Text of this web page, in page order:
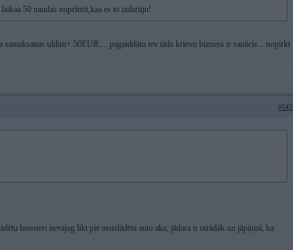
50 naudas nopelniit,kaa es to izdariiju!
uldim+ 50EUR.... pagaiddām tev tāds krievu bizness ir sanācis... nopirkt
#543
boosteri nevajag likt pie neuzlādēta auto aķa, jādara ir otrādāk un jāpiņņā, ka